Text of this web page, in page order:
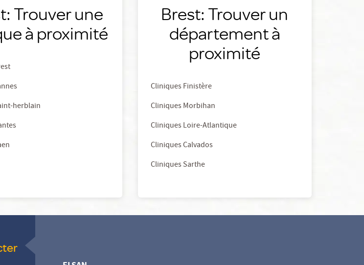
Trouver une
à proximité
herblain
Brest: Trouver un
département à
proximité
Cliniques Finistère
Cliniques Morbihan
Cliniques Loire-Atlantique
Cliniques Calvados
Cliniques Sarthe